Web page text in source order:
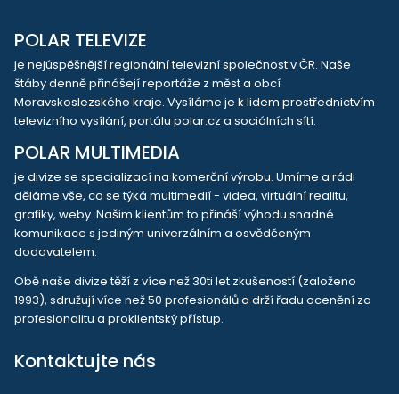
POLAR TELEVIZE
je nejúspěšnější regionální televizní společnost v ČR. Naše
štáby denně přinášejí reportáže z měst a obcí
Moravskoslezského kraje. Vysíláme je k lidem prostřednictvím
televizního vysílání, portálu polar.cz a sociálních sítí.
POLAR MULTIMEDIA
je divize se specializací na komerční výrobu. Umíme a rádi
děláme vše, co se týká multimedií - videa, virtuální realitu,
grafiky, weby. Našim klientům to přináší výhodu snadné
komunikace s jediným univerzálním a osvědčeným
dodavatelem.
Obě naše divize těží z více než 30ti let zkušeností (založeno
1993), sdružují více než 50 profesionálů a drží řadu ocenění za
profesionalitu a proklientský přístup.
Kontaktujte nás